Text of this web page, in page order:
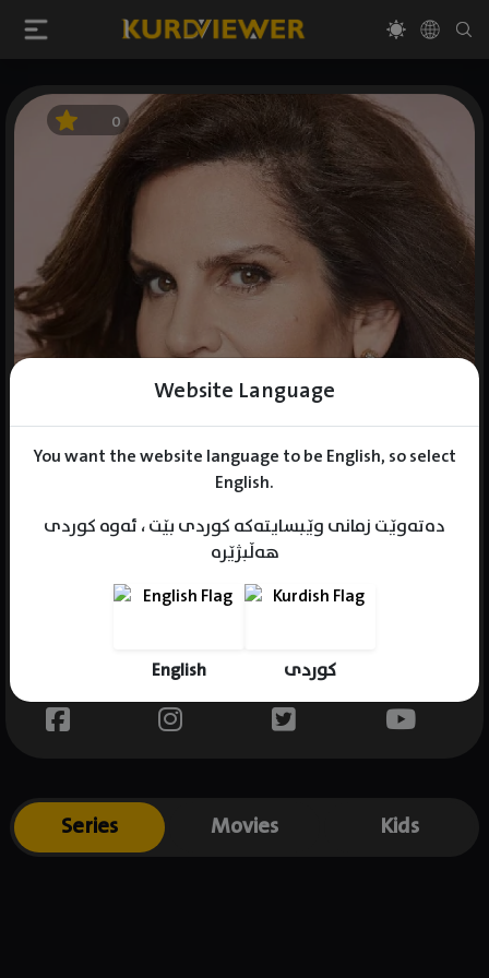
Website Language
You want the website language to be English, so select
English.
دەتەوێت زمانی وێبسایتەکە کوردی بێت ، ئەوە کوردی
هەڵبژێرە
English کوردی
0
Gender : female
Place of birth : USA
Series Movies Kids